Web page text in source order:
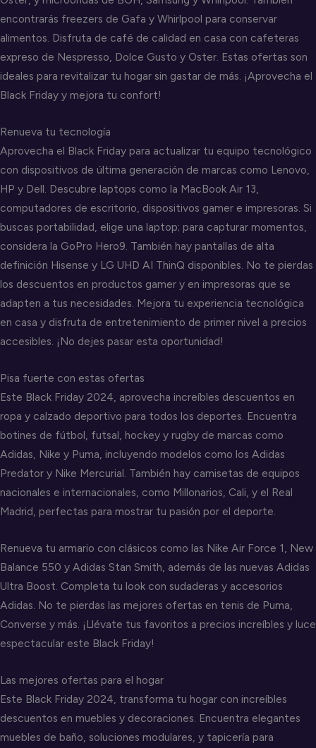
encontrarás freezers de Gafa y Whirlpool para conservar
alimentos. Disfruta de café de calidad en casa con cafeteras
expreso de Nespresso, Dolce Gusto y Oster. Estas ofertas son
ideales para revitalizar tu hogar sin gastar de más. ¡Aprovecha el
Black Friday y mejora tu confort!
Renueva tu tecnología
Aprovecha el Black Friday para actualizar tu equipo tecnológico
con dispositivos de última generación de marcas como Lenovo,
HP y Dell. Descubre laptops como la MacBook Air 13,
computadores de escritorio, dispositivos gamer e impresoras. Si
buscas portabilidad, elige una laptop; para capturar momentos,
considera la GoPro Hero9. También hay pantallas de alta
definición Hisense y LG UHD AI ThinQ disponibles. No te pierdas
los descuentos en productos gamer y en impresoras que se
adapten a tus necesidades. Mejora tu experiencia tecnológica
en casa y disfruta de entretenimiento de primer nivel a precios
accesibles. ¡No dejes pasar esta oportunidad!
Pisa fuerte con estas ofertas
Este Black Friday 2024, aprovecha increíbles descuentos en
ropa y calzado deportivo para todos los deportes. Encuentra
botines de fútbol, futsal, hockey y rugby de marcas como
Adidas, Nike y Puma, incluyendo modelos como los Adidas
Predator y Nike Mercurial. También hay camisetas de equipos
nacionales e internacionales, como Millonarios, Cali, y el Real
Madrid, perfectas para mostrar tu pasión por el deporte.
Renueva tu armario con clásicos como las Nike Air Force 1, New
Balance 550 y Adidas Stan Smith, además de las nuevas Adidas
Ultra Boost. Completa tu look con sudaderas y accesorios
Adidas. No te pierdas las mejores ofertas en tenis de Puma,
Converse y más. ¡Llévate tus favoritos a precios increíbles y luce
espectacular este Black Friday!
Las mejores ofertas para el hogar
Este Black Friday 2024, transforma tu hogar con increíbles
descuentos en muebles y decoraciones. Encuentra elegantes
muebles de baño, soluciones modulares, y tapicería para